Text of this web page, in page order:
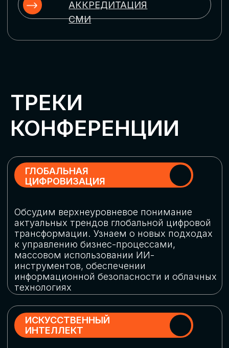
Выясним, как в наши дни уверенно
защищать свой бизнес от киберугроз
ЦИФРОВИЗАЦИЯ
МАРКЕТИНГА И ПРОДАЖ
Обменяемся опытом, какие ИИ-решения
в маркетинге и продажах наиболее
рекламными кампаниями показывают
наибольшую эффективность
РОБОТИЗАЦИЯ
Узнаем, в каких отраслях ИИ
«материализуется», какие роботы
решают сложные бизнес-задачи, а где
только обсуждают концепции
роботизации и потенциальные бюджеты
на тестирование образцов
ЦИФРОВИЗАЦИЯ
КЛИЕНТСКОГО СЕРВИСА
Разберем кейсы в сфере цифровизации